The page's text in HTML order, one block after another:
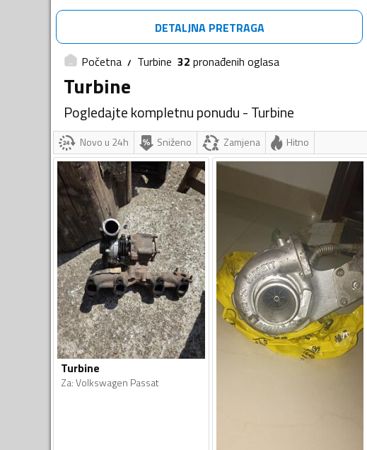
DETALJNA PRETRAGA
Početna Turbine 32 pronađenih oglasa
Turbine
Pogledajte kompletnu ponudu - Turbine
Novo u 24h Sniženo Zamjena Hitno
Turbine
Za:Volkswagen Passat